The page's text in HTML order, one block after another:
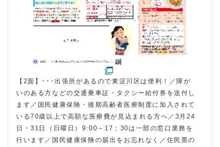
【2面】･･･出張所があるので東淀川区は便利！／障が
いのある方などの交通乗車証・タクシー給付券を送付し
ます／国民健康保険・後期高齢者医療制度に加入されて
いる70歳以上で高額な医療費が見込まれる方へ／3月24
日・31日（日曜日）9:00～17：30は一部の窓口業務を
行います／国民健康保険の届出をお忘れなく／住民票の